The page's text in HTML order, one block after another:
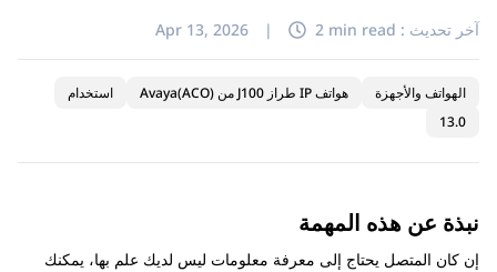
آخر تحديث : Apr 13, 2026 | 2 min read
الهواتف والأجهزة هواتف IP طراز J100 من Avaya(ACO)
استخدام
13.0
نبذة عن هذه المهمة
إن كان المتصل يحتاج إلى معرفة معلومات ليس لديك علم بها، يمكنك